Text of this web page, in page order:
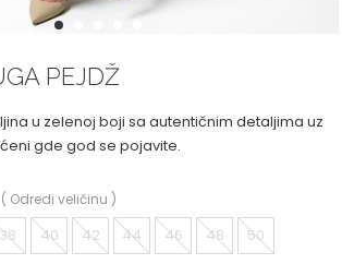
1
PEJDŽ
u zelenoj boji sa autentičnim detaljima uz
gde god se pojavite.
( Odredi veličinu )
38 40 42 44 46 48 50